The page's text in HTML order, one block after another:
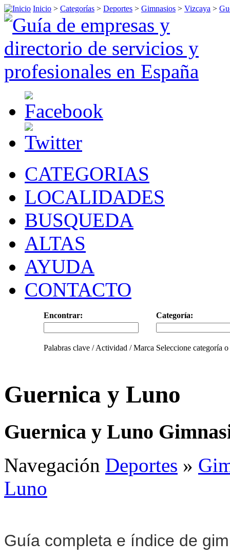
Inicio > Categorías > Deportes > Gimnasios > Vizcaya >
CATEGORIAS
LOCALIDADES
BUSQUEDA
ALTAS
AYUDA
CONTACTO
Encontrar: Categoría:
Palabras clave / Actividad / Marca Seleccione categoría
Guernica y Luno
Guernica y Luno
Navegación Deportes »
Luno
Guía completa e índice de